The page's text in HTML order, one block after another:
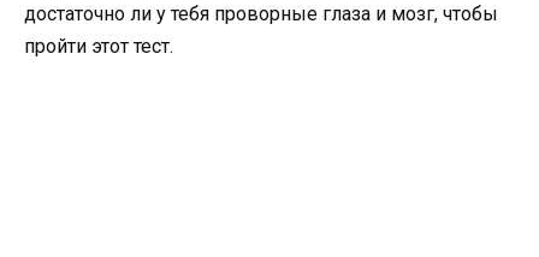
достаточно ли у тебя проворные глаза и мозг, чтобы
пройти этот тест.